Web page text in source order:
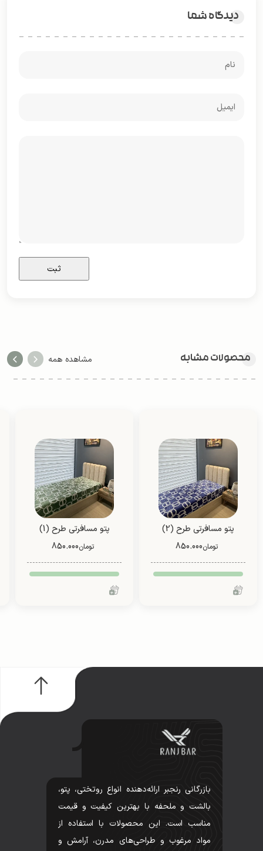
دیدگاه شما
محصولات مشابه مشاهده همه
پتو مسافرتی طرح (2)
فانتزی (یک نفره/ دو نفره)
تومان850.000
پتو مسافرتی طرح (1)
فانتزی (یک نفره/ دو نفره)
تومان850.000
بازرگانی رنجبر ارائه‌دهنده انواع روتختی، پتو،
بالشت و ملحفه با بهترین کیفیت و قیمت
مناسب است. این محصولات با استفاده از
مواد مرغوب و طراحی‌های مدرن، آرامش و